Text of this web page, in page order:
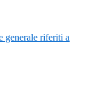
generale riferiti a